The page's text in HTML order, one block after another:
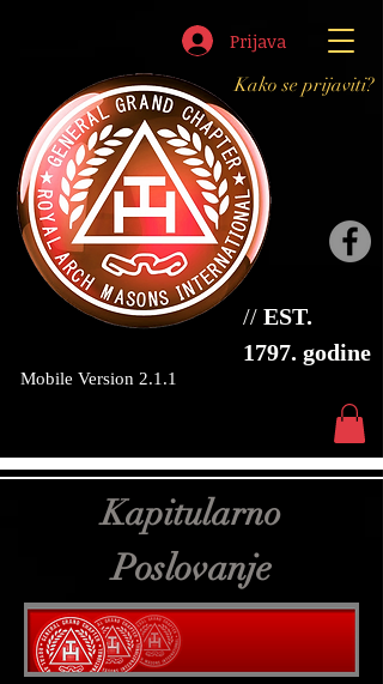
Prijava
// EST.
1797. godine
Kako se prijaviti?
Mobile Version 2.1.1
Kapitularno
Poslovanje